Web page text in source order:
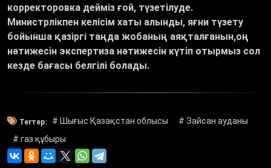
корректоровка дейміз ғой, түзетілуде.
Министрлікпен келісім хаты алынды, яғни түзету
бойынша қазіргі таңда жобаның аяқталғанын,оң
нәтижесін экспертиза нәтижесін күтіп отырмыз сол
кезде бағасы белгілі болады.
Тегтер: # Шығыс Қазақстан облысы
# Зайсан ауданы
# газ құбыры